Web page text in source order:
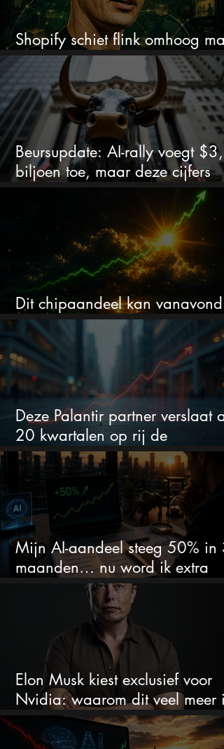
Shopify schiet flink omhoog
dit is wat beleggers missen
Beursupdate: AI-rally voegt $3,5
biljoen toe, maar deze cijfers
waarschuwen beleggers
Dit chipaandeel kan vanavond
flink bewegen
Deze Palantir partner verslaat al
20 kwartalen op rij de
verwachtingen
Mijn AI-aandeel steeg 50% in 3
maanden… nu word ik extra
Elon Musk kiest exclusief voor
Nvidia: waarom dit veel meer is
dan één grote GPU-order